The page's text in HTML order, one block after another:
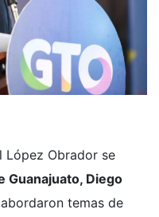
López Obrador se
Guanajuato, Diego
temas de